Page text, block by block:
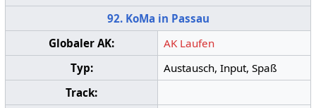
92. KoMa in Passau
Globaler AK:
AK Laufen
Typ:
Austausch, Input, Spaß
Track: